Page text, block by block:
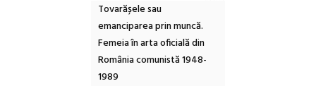
Tovarășele sau
emanciparea prin muncă.
Femeia în arta oficială din
România comunistă 1948-
1989